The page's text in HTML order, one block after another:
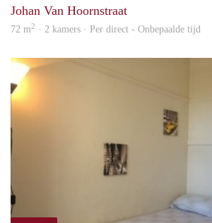
Johan Van Hoornstraat
72 m2 · 2 kamers · Per direct - Onbepaalde tijd